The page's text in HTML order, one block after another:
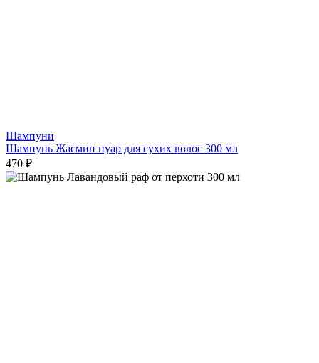
Шампуни
Шампунь Жасмин нуар для сухих волос 300 мл
470 ₽